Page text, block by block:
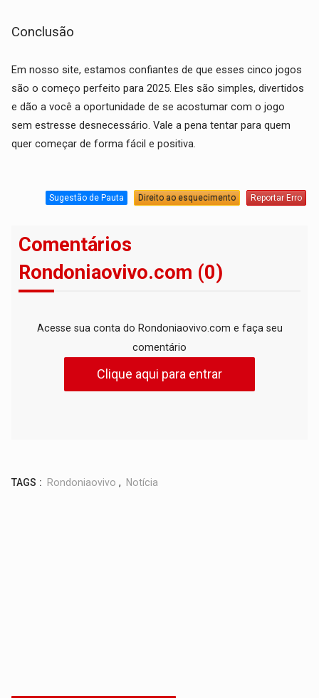
Conclusão
Em nosso site, estamos confiantes de que esses cinco jogos
são o começo perfeito para 2025. Eles são simples, divertidos
e dão a você a oportunidade de se acostumar com o jogo
sem estresse desnecessário. Vale a pena tentar para quem
quer começar de forma fácil e positiva.
Sugestão de Pauta Direito ao esquecimento Reportar Erro
Comentários
Rondoniaovivo.com (0)
Acesse sua conta do Rondoniaovivo.com e faça seu
comentário
Clique aqui para entrar
TAGS : Rondoniaovivo , Notícia